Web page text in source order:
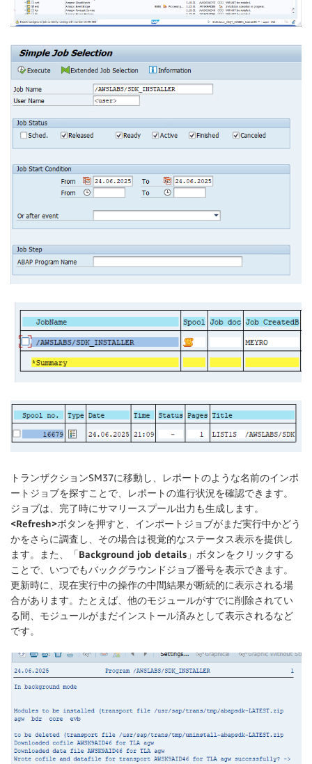
トランザクションSM37に移動し、レポートのような名前のインポ
ートジョブを探すことで、レポートの進行状況を確認できます。
ジョブは、完了時にサマリースプール出力も生成します。
<Refresh>ボタンを押すと、インポートジョブがまだ実行中かどう
かをさらに調査し、その場合は視覚的なステータス表示を提供し
ます。また、「Background job details 」ボタンをクリックする
ことで、いつでもバックグラウンドジョブ番号を表示できます。
更新時に、現在実行中の操作の中間結果が断続的に表示される場
合があります。たとえば、他のモジュールがすでに削除されてい
る間、モジュールがまだインストール済みとして表示されるなど
です。